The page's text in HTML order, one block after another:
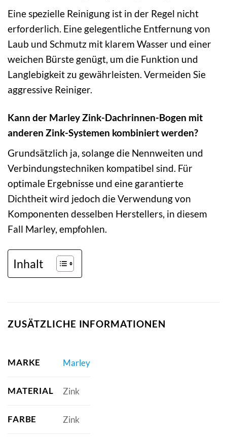
Eine spezielle Reinigung ist in der Regel nicht
erforderlich. Eine gelegentliche Entfernung von
Laub und Schmutz mit klarem Wasser und einer
weichen Bürste genügt, um die Funktion und
Langlebigkeit zu gewährleisten. Vermeiden Sie
aggressive Reiniger.
Kann der Marley Zink-Dachrinnen-Bogen mit
anderen Zink-Systemen kombiniert werden?
Grundsätzlich ja, solange die Nennweiten und
Verbindungstechniken kompatibel sind. Für
optimale Ergebnisse und eine garantierte
Dichtheit wird jedoch die Verwendung von
Komponenten desselben Herstellers, in diesem
Fall Marley, empfohlen.
Inhalt
ZUSÄTZLICHE INFORMATIONEN
MARKE Marley
MATERIAL Zink
FARBE Zink